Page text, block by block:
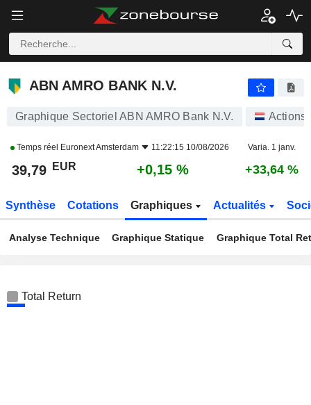
ABN AMRO BANK N.V.
ABN AMRO BANK N.V.
Graphique Sectoriel ABN AMRO Bank N.V. Actions
Temps réel Euronext Amsterdam 11:22:15 10/08/2026 Varia. 1 janv.
39,79 EUR +0,15 % +33,64 %
Synthèse Cotations Graphiques Actualités
Analyse Technique Graphique Statique Graphique Total
Total Return